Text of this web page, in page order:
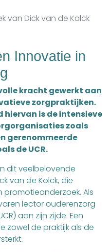
van Dick van de Kolck
Innovatie in
kracht gewerkt aan
zorgpraktijken.
hiervan is de intensieve
zoals
gerenommeerde
de UCR.
dit veelbelovende
van de Kolck, die
promotieonderzoek. Als
lector ouderenzorg
aan zijn zijde. Een
zowel de praktijk als de